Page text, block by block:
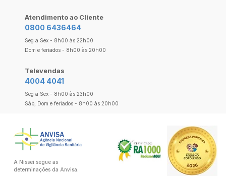
Atendimento ao Cliente
0800 6436464
Seg a Sex - 8h00 às 22h00
Dom e feriados - 8h00 às 20h00
Televendas
4004 4041
Seg a Sex - 8h00 às 23h00
Sáb, Dom e feriados - 8h00 às 20h00
A Nissei segue as
determinações da Anvisa.